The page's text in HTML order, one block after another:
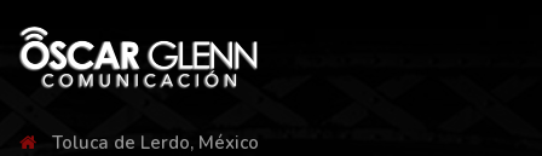
Toluca de Lerdo, México